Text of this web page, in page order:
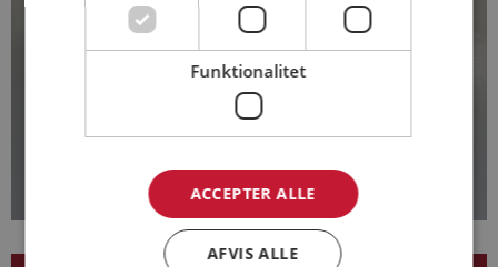
Funktionalitet
ACCEPTER ALLE
AFVIS ALLE